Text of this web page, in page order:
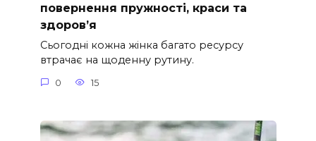
повернення пружності, краси та
здоров’я
Сьогодні кожна жінка багато ресурсу
втрачає на щоденну рутину.
0 15